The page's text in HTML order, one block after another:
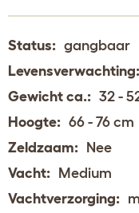
Status: gangbaar
Levensverwachting:
Gewicht ca.: 32 -
Hoogte: 66 - 76 cm
Zeldzaam: Nee
Vacht: Medium
Vachtverzorging: